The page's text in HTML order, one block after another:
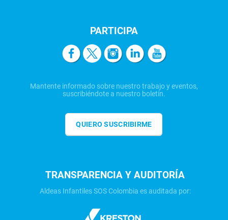
PARTICIPA
Mantente informado sobre nuestro trabajo y eventos,
suscribiéndote a nuestro boletín.
QUIERO SUSCRIBIRME
TRANSPARENCIA Y AUDITORÍA
Aldeas Infantiles SOS Colombia es auditada por: